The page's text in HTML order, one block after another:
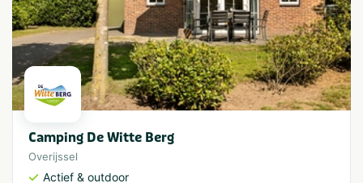
Camping De Witte Berg
Overijssel
Actief & outdoor